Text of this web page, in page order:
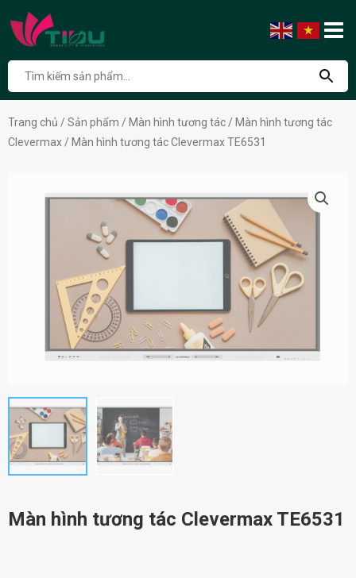
Trang chủ / Sản phẩm / Màn hình tương tác / Màn hình tương tác
Clevermax / Màn hình tương tác Clevermax TE6531
Màn hình tương tác Clevermax TE6531